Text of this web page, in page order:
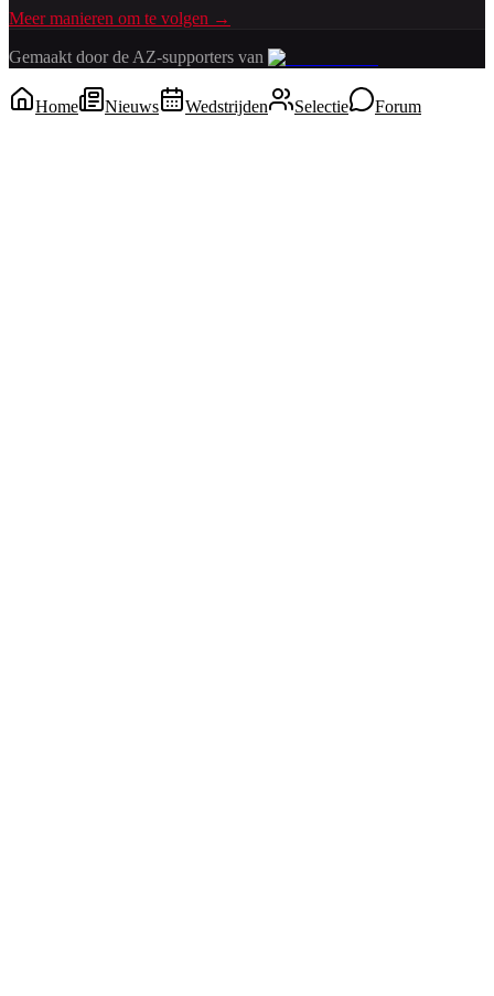
Meer manieren om te volgen →
Gemaakt door de AZ-supporters van
Home Nieuws Wedstrijden Selectie Forum